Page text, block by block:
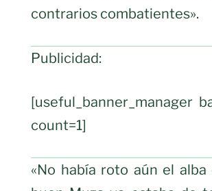
contrarios combatientes».
Publicidad:
[useful_banner_manager
count=1]
«No había roto aún el alba